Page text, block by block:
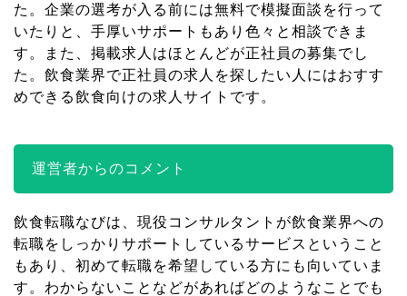
た。企業の選考が入る前には無料で模擬面談を行って
いたりと、手厚いサポートもあり色々と相談できま
す。また、掲載求人はほとんどが正社員の募集でし
た。飲食業界で正社員の求人を探したい人にはおすす
めできる飲食向けの求人サイトです。
運営者からのコメント
飲食転職なびは、現役コンサルタントが飲食業界への
転職をしっかりサポートしているサービスということ
もあり、初めて転職を希望している方にも向いていま
す。わからないことなどがあればどのようなことでも